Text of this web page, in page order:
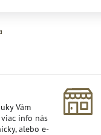
Vám
viac info nás
alebo e-